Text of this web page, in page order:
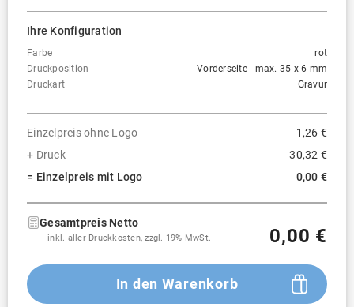
Ihre Konfiguration
Farbe
rot
Druckposition
Vorderseite - max. 35 x 6 mm
Druckart
Gravur
Einzelpreis ohne Logo
1,26 €
+ Druck
30,32 €
= Einzelpreis mit Logo
0,00 €
Gesamtpreis Netto
inkl. aller Druckkosten, zzgl. 19% MwSt. 0,00 €
In den Warenkorb